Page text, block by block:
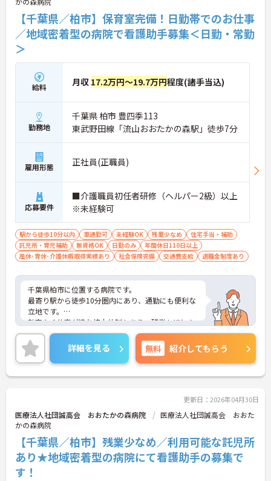
【千葉県／柏市】保育室完備！日勤帯でのお仕事
／地域密着型の病院で看護助手募集＜日勤・常勤
＞
給料 月収 17.2万円～19.7万円程度(諸手当込)
勤務地
千葉県 柏市 豊四季113
東武野田線「流山おおたかの森駅」徒歩7分
雇用形態 正社員(正職員)
応募要件
■介護職員初任者研修（ヘルパー2級）以上
※未経験可
駅から徒歩10分以内 車通勤可 未経験OK 残業少なめ
住宅手当・補助
託児所・育児補助
無資格OK 日勤のみ
年間休日110日以上
産休･育休･介護休暇取得実績あり
社会保険完備 交通費支給 退職金制度あり
千葉県柏市に位置する病院です。
最寄り駅から徒歩10分圏内にあり、通勤にも便利な
立地です。
効率よく仕事が進む協力体制もあり、残業もほとん
どありません。
ご興味のある方はお気軽にお問い合わせ下さい。
詳細を見る 無料 紹介してもらう
更新日：2026年04月30日
医療法人社団誠高会 おおたかの森病院
医療法人社団誠高会 おおた
かの森病院
【千葉県／柏市】残業少なめ／利用可能な託児所
あり★地域密着型の病院にて看護助手の募集で
す！